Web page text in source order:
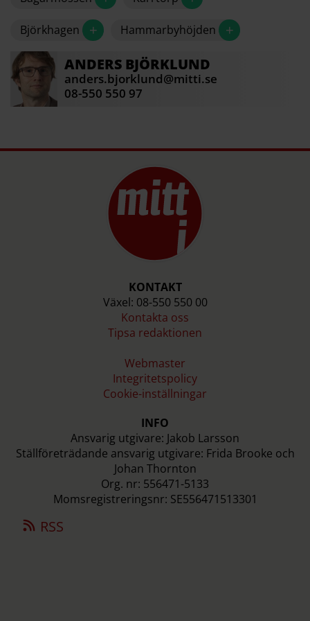
Björkhagen + Hammarbyhöjden +
ANDERS BJÖRKLUND
anders.bjorklund@mitti.se
08-550 550 97
KONTAKT
Växel: 08-550 550 00
Kontakta oss
Tipsa redaktionen
Webmaster
Integritetspolicy
Cookie-inställningar
INFO
Ansvarig utgivare: Jakob Larsson
Ställföreträdande ansvarig utgivare: Frida Brooke och
Johan Thornton
Org. nr: 556471-5133
Momsregistreringsnr: SE556471513301
RSS